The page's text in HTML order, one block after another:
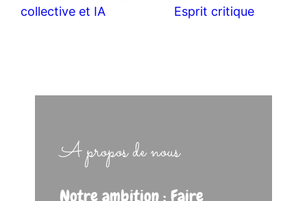
collective et IA
Esprit critique
A propos de nous
Notre ambition : Faire